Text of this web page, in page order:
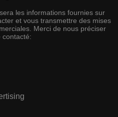
les informations fournies sur
et vous transmettre des mises
Merci de nous préciser
contacté: